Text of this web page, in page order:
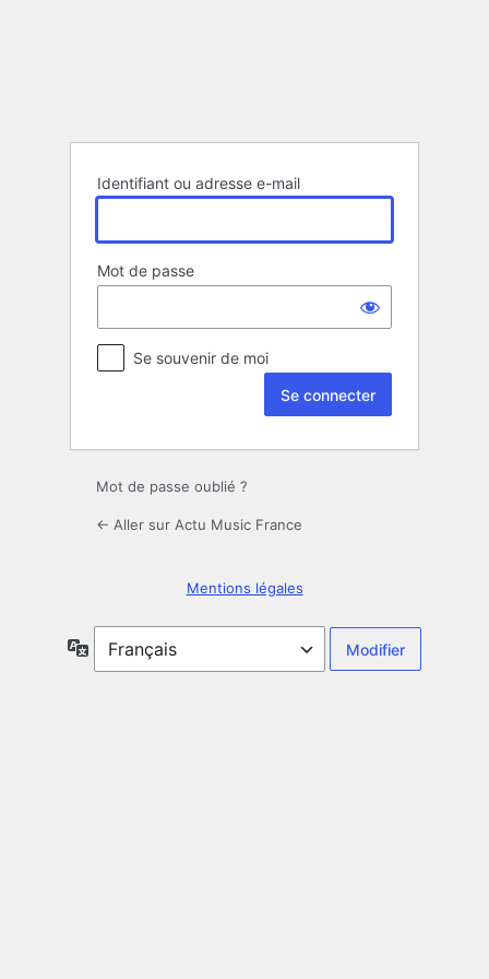
Identifiant ou adresse e-mail
Mot de passe
Se souvenir de moi
Mot de passe oublié ?
← Aller sur Actu Music France
Mentions légales
Langue